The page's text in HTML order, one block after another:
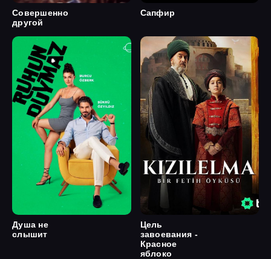
Совершенно
другой
Сапфир
Душа не
слышит
Цель
завоевания -
Красное
яблоко